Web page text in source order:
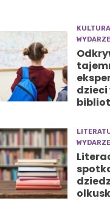
KULTURA
dzieci